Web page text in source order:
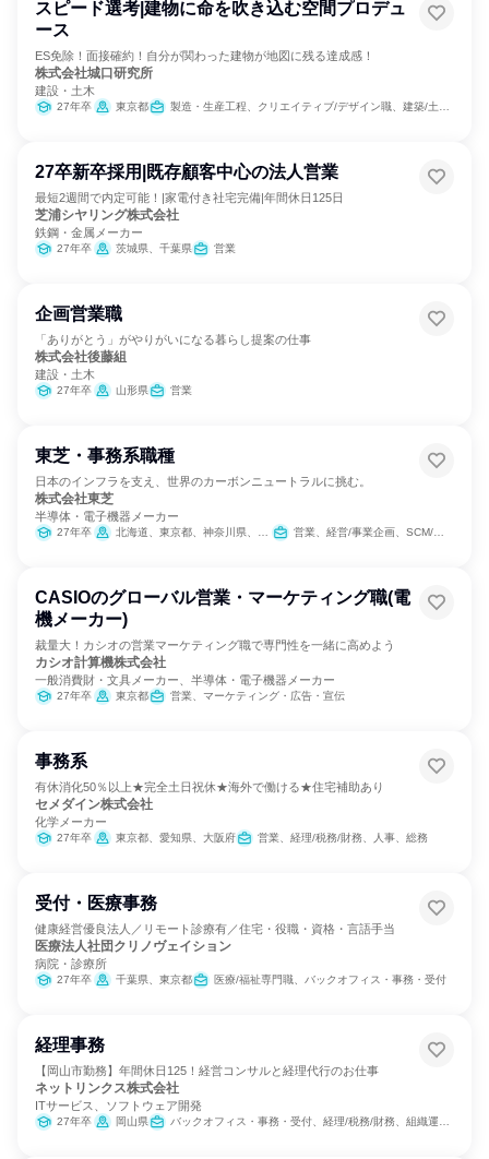
スピード選考|建物に命を吹き込む空間プロデュ
ース
ES免除！面接確約！自分が関わった建物が地図に残る達成感！
株式会社城口研究所
建設・土木
27年卒 東京都 製造・生産工程、クリエイティブ/デザイン職、建築/土木/プラント専門職
27卒新卒採用|既存顧客中心の法人営業
最短2週間で内定可能！|家電付き社宅完備|年間休日125日
芝浦シヤリング株式会社
鉄鋼・金属メーカー
27年卒 茨城県、千葉県 営業
企画営業職
「ありがとう」がやりがいになる暮らし提案の仕事
株式会社後藤組
建設・土木
27年卒 山形県 営業
東芝・事務系職種
日本のインフラを支え、世界のカーボンニュートラルに挑む。
株式会社東芝
半導体・電子機器メーカー
27年卒 北海道、東京都、神奈川県、新潟県、富山県、愛知県、大阪府、岡山県、広島県、香川県、福岡県、沖縄県 営業、経営/事業企画、SCM/生産管理/購買/物流、バックオフィス・事務・受付、経理/税務/財務、人事、総務、法務/知財、IT、広報/IR、組織運営管理・公務員・事務系職種
CASIOのグローバル営業・マーケティング職(電
機メーカー)
裁量大！カシオの営業マーケティング職で専門性を一緒に高めよう
カシオ計算機株式会社
一般消費財・文具メーカー、半導体・電子機器メーカー
27年卒 東京都 営業、マーケティング・広告・宣伝
事務系
有休消化50％以上★完全土日祝休★海外で働ける★住宅補助あり
セメダイン株式会社
化学メーカー
27年卒 東京都、愛知県、大阪府 営業、経理/税務/財務、人事、総務
受付・医療事務
健康経営優良法人／リモート診療有／住宅・役職・資格・言語手当
医療法人社団クリノヴェイション
病院・診療所
27年卒 千葉県、東京都 医療/福祉専門職、バックオフィス・事務・受付
経理事務
【岡山市勤務】年間休日125！経営コンサルと経理代行のお仕事
ネットリンクス株式会社
ITサービス、ソフトウェア開発
27年卒 岡山県 バックオフィス・事務・受付、経理/税務/財務、組織運営管理・公務員・事務系職種、経営/事業企画、カスタマーサクセス